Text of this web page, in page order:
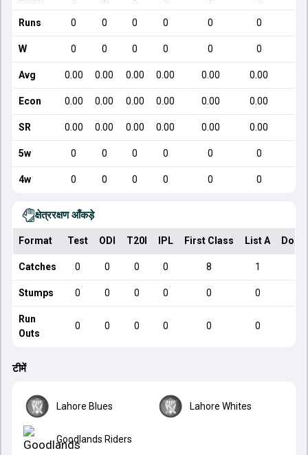
Runs 0 0 0 0 0 0
W 0 0 0 0 0 0
Avg 0.00 0.00 0.00 0.00 0.00 0.00
Econ 0.00 0.00 0.00 0.00 0.00 0.00
SR 0.00 0.00 0.00 0.00 0.00 0.00
5w 0 0 0 0 0 0
4w 0 0 0 0 0 0
क्षेत्ररक्षण आँकड़े
Format Test ODI T20I IPL First Class List A
Catches 0 0 0 0 8 1
Stumps 0 0 0 0 0 0
Run
Outs
0 0 0 0 0 0
टीमें
Lahore Blues Lahore Whites
Goodlands Riders